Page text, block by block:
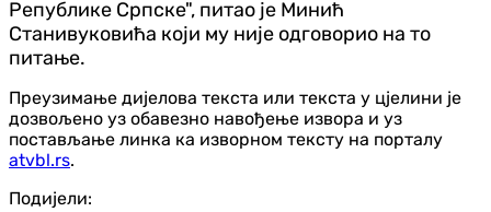
Републике Српске", питао је Минић
Станивуковића који му није одговорио на то
питање.
Преузимање дијелова текста или текста у цјелини је
дозвољено уз обавезно навођење извора и уз
постављање линка ка изворном тексту на порталу
atvbl.rs.
Подијели: